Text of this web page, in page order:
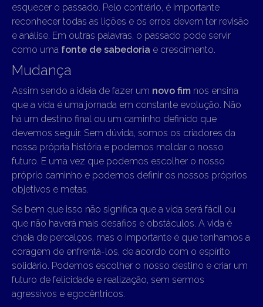
esquecer o passado. Pelo contrário, é importante
reconhecer todas as lições e os erros devem ter revisão
e análise. Em outras palavras, o passado pode servir
como uma fonte de sabedoria e crescimento.
Mudança
Assim sendo a ideia de fazer um novo fim nos ensina
que a vida é uma jornada em constante evolução. Não
há um destino final ou um caminho definido que
devemos seguir. Sem dúvida, somos os criadores da
nossa própria história e podemos moldar o nosso
futuro. E uma vez que podemos escolher o nosso
próprio caminho e podemos definir os nossos próprios
objetivos e metas.
Se bem que isso não significa que a vida será fácil ou
que não haverá mais desafios e obstáculos. A vida é
cheia de percalços, mas o importante é que tenhamos a
coragem de enfrentá-los, de acordo com o espírito
solidário. Podemos escolher o nosso destino e criar um
futuro de felicidade e realização, sem sermos
agressivos e egocêntricos.